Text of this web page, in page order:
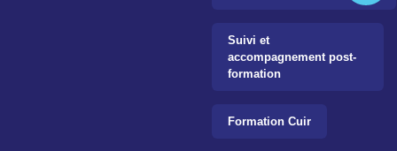
Suivi et
accompagnement post-
formation
Formation Cuir